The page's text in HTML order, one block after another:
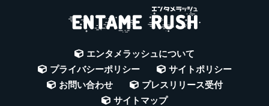
エンタメラッシュについて
プライバシーポリシー
サイトポリシー
お問い合わせ
プレスリリース受付
サイトマップ